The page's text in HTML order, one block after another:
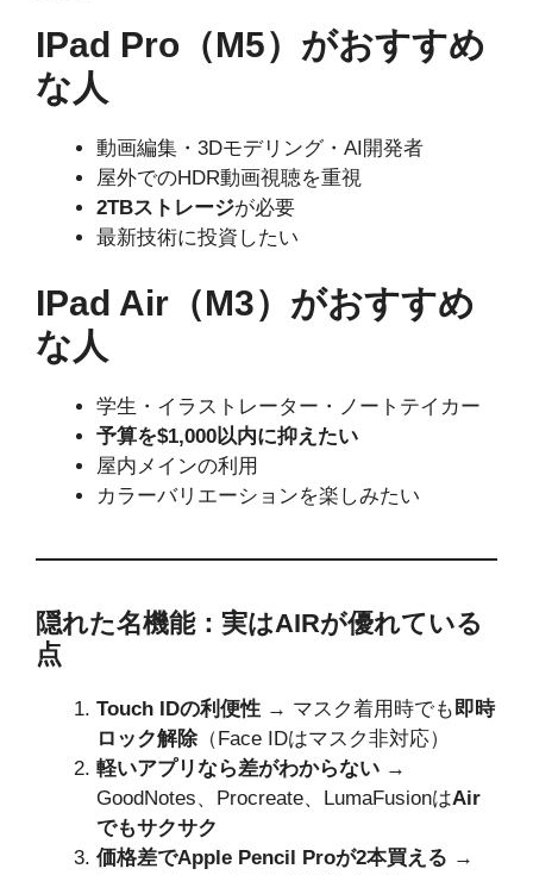
IPad Pro（M5）がおすすめ
な人
動画編集・3Dモデリング・AI開発者
屋外でのHDR動画視聴を重視
2TBストレージが必要
最新技術に投資したい
IPad Air（M3）がおすすめ
な人
学生・イラストレーター・ノートテイカー
予算を$1,000以内に抑えたい
屋内メインの利用
カラーバリエーションを楽しみたい
隠れた名機能：実はAIRが優れている
点
Touch IDの利便性 → マスク着用時でも即時
ロック解除 （Face IDはマスク非対応）
軽いアプリなら差がわからない →
GoodNotes、Procreate、LumaFusionはAir
でもサクサク
価格差でApple Pencil Proが2本買える →